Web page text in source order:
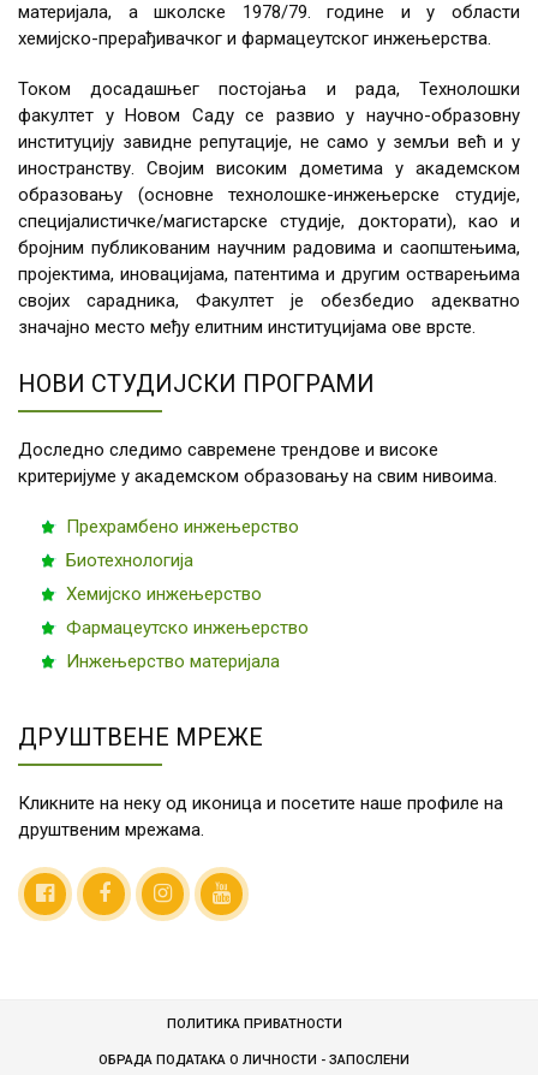
материјала, а школске 1978/79. године и у области
хемијско-прерађивачког и фармацеутског инжењерства.
Током досадашњег постојања и рада, Технолошки
факултет у Новом Саду се развио у научно-образовну
институцију завидне репутације, не само у земљи већ и у
иностранству. Својим високим дометима у академском
образовању (основне технолошке-инжењерске студије,
специјалистичке/магистарске студије, докторати), као и
бројним публикованим научним радовима и саопштењима,
пројектима, иновацијама, патентима и другим остварењима
својих сарадника, Факултет је обезбедио адекватно
значајно место међу елитним институцијама ове врсте.
НОВИ СТУДИЈСКИ ПРОГРАМИ
Доследно следимо савремене трендове и високе
критеријуме у академском образовању на свим нивоима.
Прехрамбено инжењерство
Биотехнологија
Хемијско инжењерство
Фармацеутско инжењерство
Инжењерство материјала
ДРУШТВЕНЕ МРЕЖЕ
Кликните на неку од иконица и посетите наше профиле на
друштвеним мрежама.
ПОЛИТИКА ПРИВАТНОСТИ
ОБРАДА ПОДАТАКА О ЛИЧНОСТИ - ЗАПОСЛЕНИ